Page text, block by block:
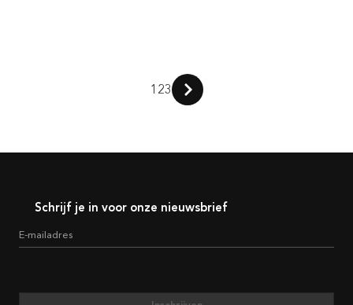
1 23
Schrijf je in voor onze nieuwsbrief
E-mailadres